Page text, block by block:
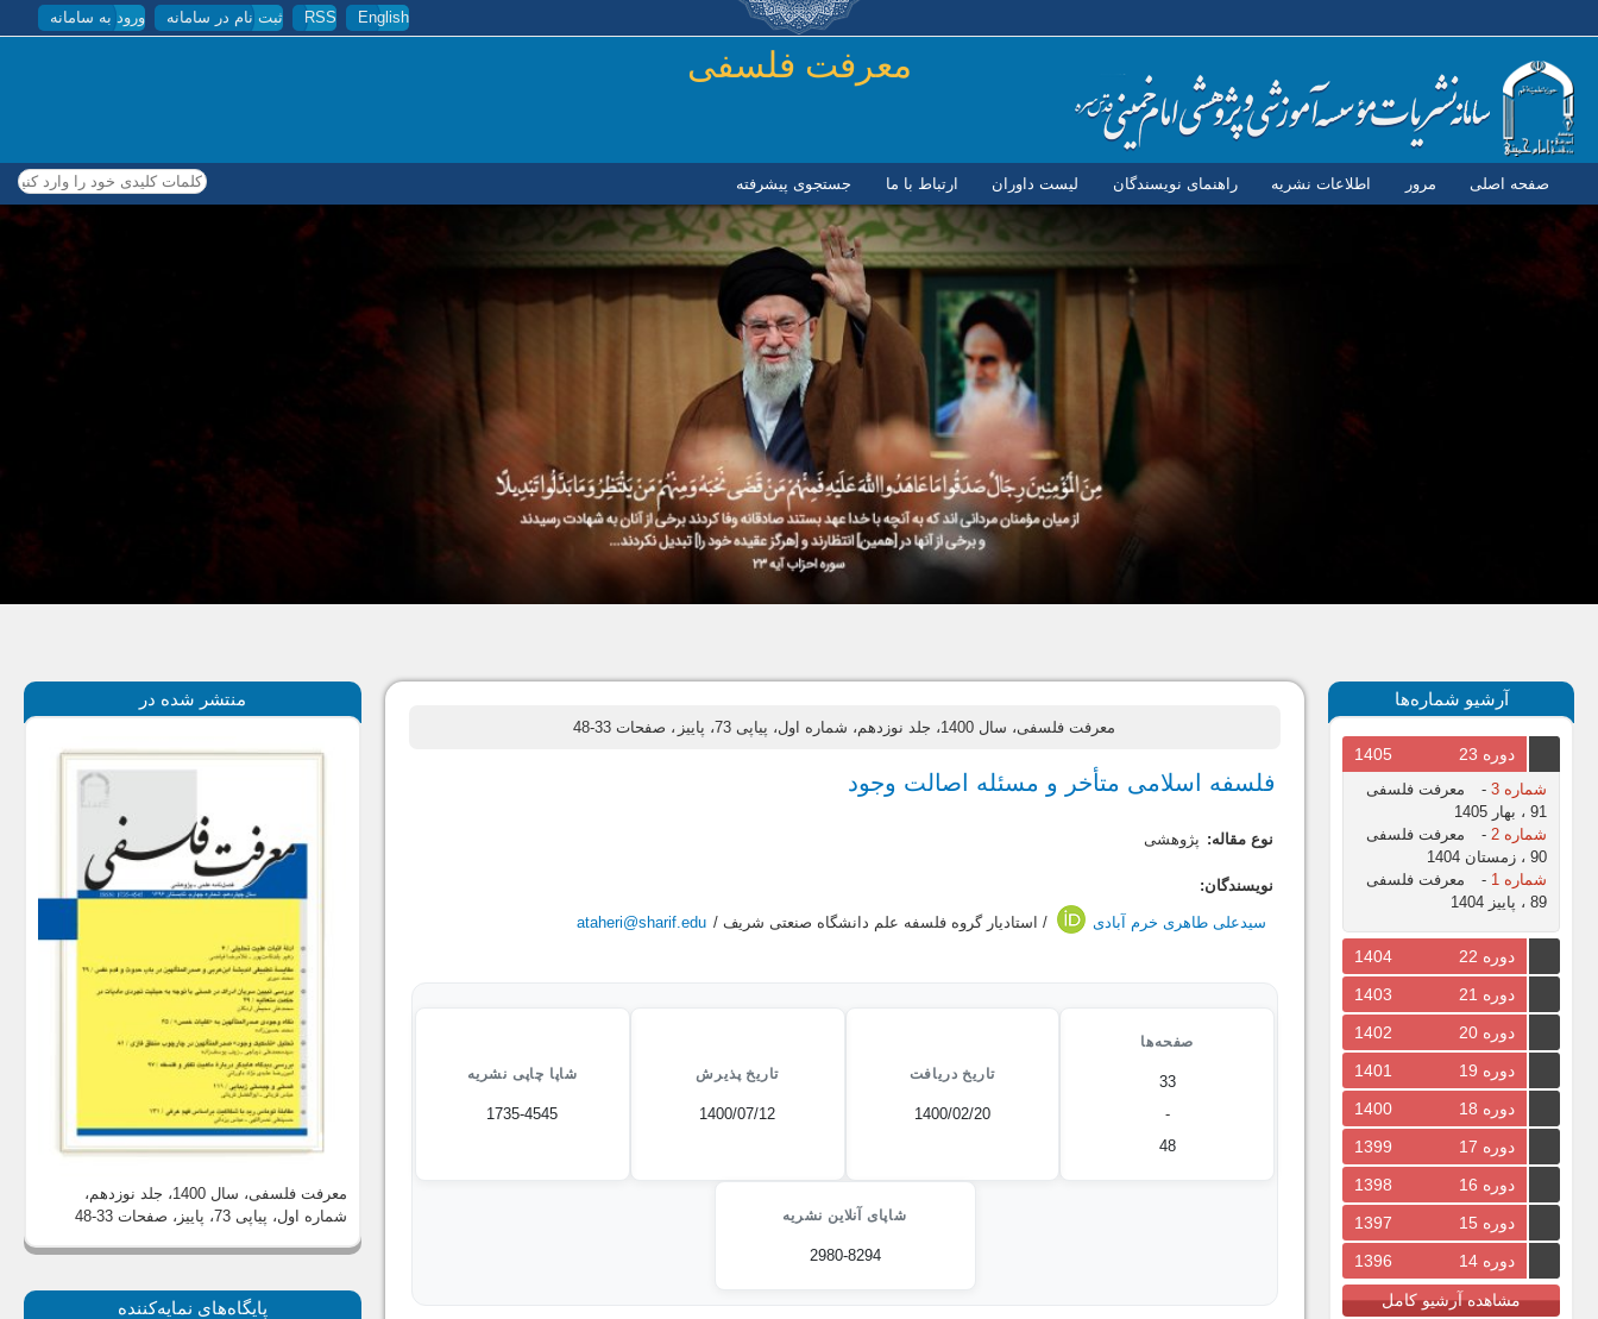
رفتن به محتوای اصلی English
RSS ثبت نام در سامانه ورود به سامانه
معرفت فلسفی
صفحه اصلی مرور اطلاعات نشریه راهنمای نویسندگان لیست داوران ارتباط با ما جستجوی پیشرفته کلمات کلیدی خود را وارد کنید
آرشیو شماره‌ها
دوره 23 1405
شماره 3 -
معرفت فلسفی
91 ، بهار 1405
شماره 2
-
معرفت فلسفی
90 ، زمستان 1404
شماره 1
-
معرفت فلسفی
89 ، پاییز 1404
دوره 22
1404
دوره 21
1403
دوره 20
1402
دوره 19
1401
دوره 18
1400
دوره 17
1399
دوره 16
1398
دوره 15
1397
دوره 14
1396
مشاهده آرشیو کامل
معرفت فلسفی، سال 1400، جلد نوزدهم، شماره اول، پیاپی 73، پاییز ، صفحات 33-48
فلسفه اسلامی متأخر و مسئله اصالت وجود
نوع مقاله: پژوهشی
نویسندگان:
سیدعلی طاهری خرم آبادی / استادیار گروه فلسفه علم دانشگاه صنعتی شریف / ataheri@sharif.edu
صفحه‌ها
33
-
48
تاریخ دریافت
1400/02/20
تاریخ پذیرش
1400/07/12
شاپا چاپی نشریه
1735-4545
شاپای آنلاین نشریه
2980-8294
منتشر شده در
معرفت فلسفی، سال 1400، جلد نوزدهم،
شماره اول، پیاپی 73، پاییز
، صفحات 33-48
پايگاه‌های نمايه‌كننده